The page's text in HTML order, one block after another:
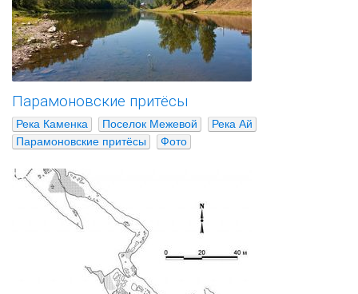
Парамоновские притёсы
Река Каменка Поселок Межевой
Река Ай
Парамоновские притёсы
Фото